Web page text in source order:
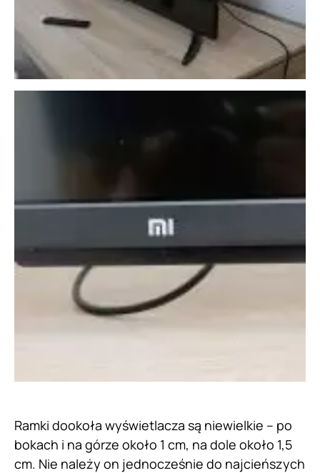
Ramki dookoła wyświetlacza są niewielkie – po
bokach i na górze około 1 cm, na dole około 1,5
cm. Nie należy on jednocześnie do najcieńszych